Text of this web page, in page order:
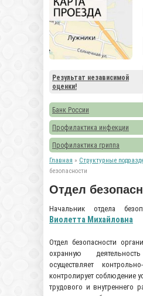
Результат независимой
оценки!
Банк России
Профилактика инфекции
Профилактика гриппа
Главная » Структурные
безопасности
Отдел
Начальник отдела
Виолетта Михайловна
Отдел безопасности
охранную
осуществляет
контролирует соблюдение
трудового и внутреннего